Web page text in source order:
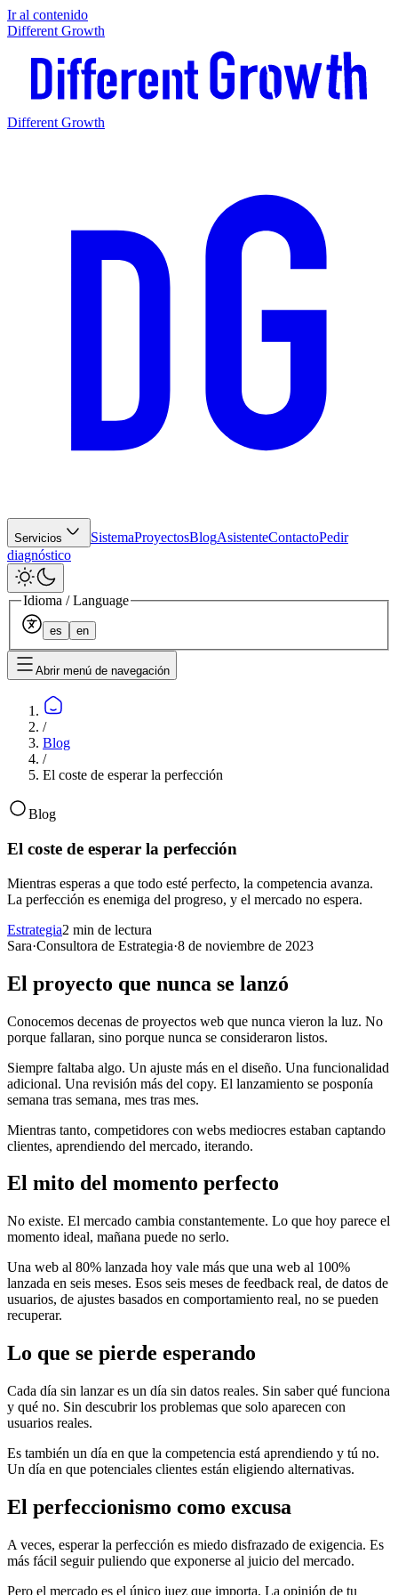
Ir al contenido
Different Growth
Different Growth
Servicios SistemaProyectosBlogAsistenteContactoPedir
diagnóstico
Idioma / Language
es en
Abrir menú de navegación
/
Blog
/
El coste de esperar la perfección
Blog
El coste de esperar la perfección
Mientras esperas a que todo esté perfecto, la competencia avanza.
La perfección es enemiga del progreso, y el mercado no espera.
Estrategia2 min de lectura
Sara·Consultora de Estrategia·8 de noviembre de 2023
El proyecto que nunca se lanzó
Conocemos decenas de proyectos web que nunca vieron la luz. No
porque fallaran, sino porque nunca se consideraron listos.
Siempre faltaba algo. Un ajuste más en el diseño. Una funcionalidad
adicional. Una revisión más del copy. El lanzamiento se posponía
semana tras semana, mes tras mes.
Mientras tanto, competidores con webs mediocres estaban captando
clientes, aprendiendo del mercado, iterando.
El mito del momento perfecto
No existe. El mercado cambia constantemente. Lo que hoy parece el
momento ideal, mañana puede no serlo.
Una web al 80% lanzada hoy vale más que una web al 100%
lanzada en seis meses. Esos seis meses de feedback real, de datos de
usuarios, de ajustes basados en comportamiento real, no se pueden
recuperar.
Lo que se pierde esperando
Cada día sin lanzar es un día sin datos reales. Sin saber qué funciona
y qué no. Sin descubrir los problemas que solo aparecen con
usuarios reales.
Es también un día en que la competencia está aprendiendo y tú no.
Un día en que potenciales clientes están eligiendo alternativas.
El perfeccionismo como excusa
A veces, esperar la perfección es miedo disfrazado de exigencia. Es
más fácil seguir puliendo que exponerse al juicio del mercado.
Pero el mercado es el único juez que importa. La opinión de tu